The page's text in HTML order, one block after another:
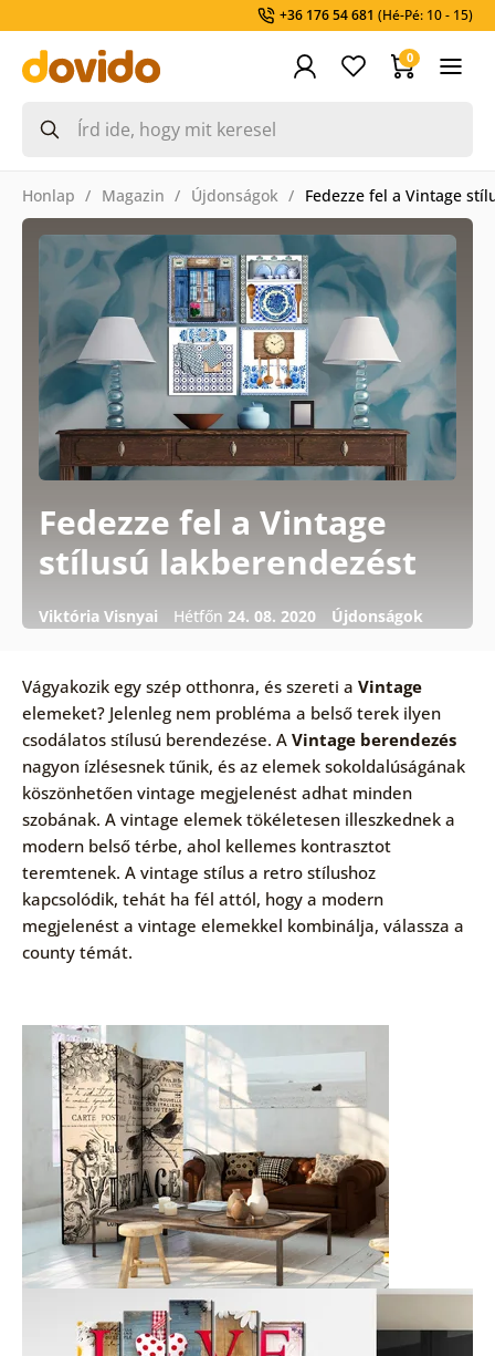
+36 176 54 681 (Hé-Pé: 10 - 15)
0
Honlap Magazin Újdonságok Fedezze fel a Vintage
Fedezze fel a Vintage
stílusú lakberendezést
Viktória Visnyai Hétfőn 24. 08. 2020 Újdonságok
Vágyakozik egy szép otthonra, és szereti a Vintage
elemeket? Jelenleg nem probléma a belső terek ilyen
csodálatos stílusú berendezése. A Vintage berendezés
nagyon ízlésesnek tűnik, és az elemek sokoldalúságának
köszönhetően vintage megjelenést adhat minden
szobának. A vintage elemek tökéletesen illeszkednek a
modern belső térbe, ahol kellemes kontrasztot
teremtenek. A vintage stílus a retro stílushoz
kapcsolódik, tehát ha fél attól, hogy a modern
megjelenést a vintage elemekkel kombinálja, válassza a
county témát.